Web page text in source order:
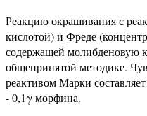
Реакцию окрашивания с
кислотой) и Фреде
содержащей молибденовую
общепринятой методике.
реактивом Марки
- 0,1γ морфина.